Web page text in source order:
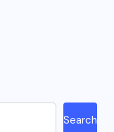
Search